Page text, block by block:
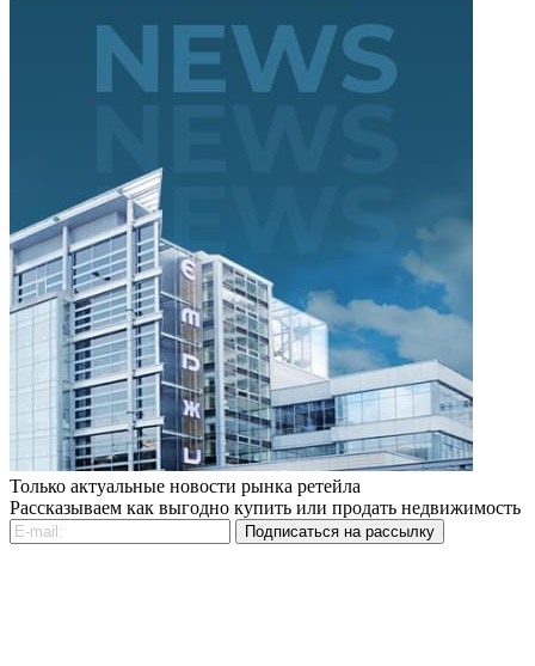
Только актуальные новости рынка ретейла
Рассказываем как выгодно купить или продать недвижимость